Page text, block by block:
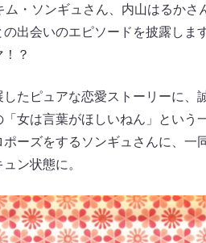
・ソンギュさん、内山はるか
出会いのエピソードを披露しま
！？
たピュアな恋愛ストーリーに、
女は言葉がほしいねん」とい
ポーズをするソンギュさんに、
ン状態に。